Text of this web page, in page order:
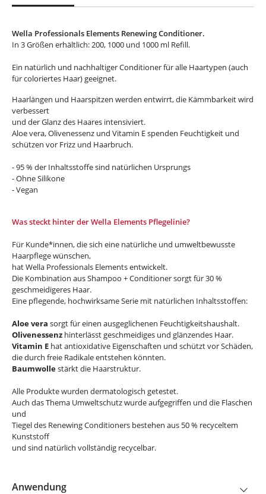
Wella Professionals Elements Renewing Conditioner.
In 3 Größen erhältlich: 200, 1000 und 1000 ml Refill.
Ein natürlich und nachhaltiger Conditioner für alle Haartypen (auch
für coloriertes Haar) geeignet.
Haarlängen und Haarspitzen werden entwirrt, die Kämmbarkeit wird
verbessert
und der Glanz des Haares intensiviert.
Aloe vera, Olivenessenz und Vitamin E spenden Feuchtigkeit und
schützen vor Frizz und Haarbruch.
- 95 % der Inhaltsstoffe sind natürlichen Ursprungs
- Ohne Silikone
- Vegan
Was steckt hinter der Wella Elements Pflegelinie?
Für Kunde*innen, die sich eine natürliche und umweltbewusste
Haarpflege wünschen,
hat Wella Professionals Elements entwickelt.
Die Kombination aus Shampoo + Conditioner sorgt für 30 %
geschmeidigeres Haar.
Eine pflegende, hochwirksame Serie mit natürlichen Inhaltsstoffen:
Aloe vera sorgt für einen ausgeglichenen Feuchtigkeitshaushalt.
Olivenessenz hinterlässt geschmeidiges und glänzendes Haar.
Vitamin E hat antioxidative Eigenschaften und schützt vor Schäden,
die durch freie Radikale entstehen könnten.
Baumwollestärkt die Haarstruktur.
Alle Produkte wurden dermatologisch getestet.
Auch das Thema Umweltschutz wurde aufgegriffen und die Flaschen
und
Tiegel des Renewing Conditioners bestehen aus 50 % recyceltem
Kunststoff
und sind natürlich vollständig recycelbar.
Anwendung